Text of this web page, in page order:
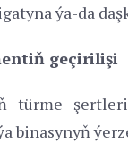
ýa-da
geçirilişi
türme
binasynyň